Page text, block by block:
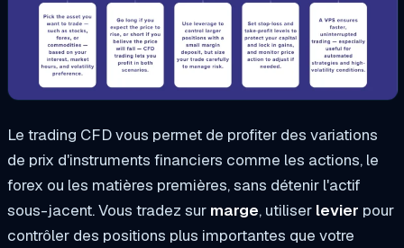
Le trading CFD vous permet de profiter des variations
de prix d'instruments financiers comme les actions, le
forex ou les matières premières, sans détenir l'actif
sous-jacent. Vous tradez sur marge, utiliser levier pour
contrôler des positions plus importantes que votre